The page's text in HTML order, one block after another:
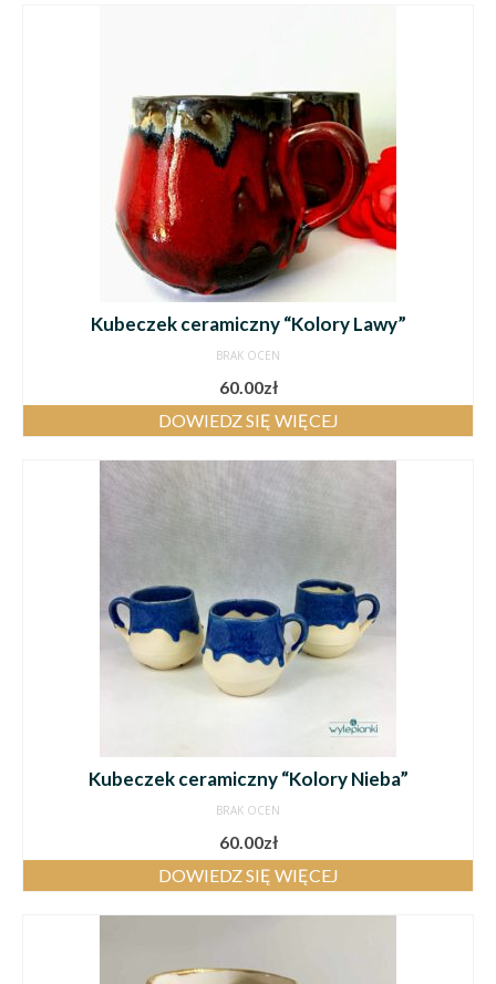
Kubeczek ceramiczny “Kolory Lawy”
BRAK OCEN
60.00zł
DOWIEDZ SIĘ WIĘCEJ
Kubeczek ceramiczny “Kolory Nieba”
BRAK OCEN
60.00zł
DOWIEDZ SIĘ WIĘCEJ